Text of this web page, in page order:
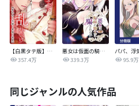
【白黒タテ版】孕むまで乱れいけ～身代わり花嫁と軍服の猛愛
357.4万
悪女は仮面の騎士に騙されない
339.3万
95.9万
同じジャンルの人気作品